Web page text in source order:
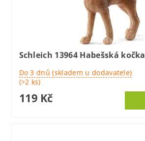
Schleich 13964 Habešská kočka
Do 3 dnů (skladem u dodavatele)
(>2 ks)
119 Kč